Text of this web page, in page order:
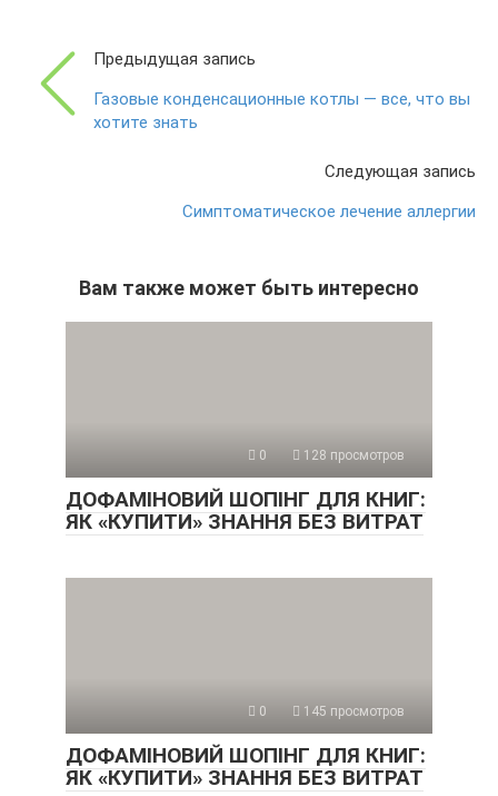
Предыдущая запись
Газовые конденсационные котлы — все, что вы
хотите знать
Следующая запись
Симптоматическое лечение аллергии
Вам также может быть интересно
0 128 просмотров
ДОФАМІНОВИЙ ШОПІНГ ДЛЯ КНИГ:
ЯК «КУПИТИ» ЗНАННЯ БЕЗ ВИТРАТ
0 145 просмотров
ДОФАМІНОВИЙ ШОПІНГ ДЛЯ КНИГ:
ЯК «КУПИТИ» ЗНАННЯ БЕЗ ВИТРАТ